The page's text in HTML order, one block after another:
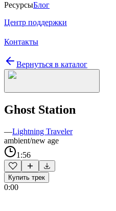
РесурсыБлог
Центр поддержки
Контакты
Вернуться в каталог
Ghost Station
—Lightning Traveler
ambient/new age
1:56
Купить трек
0:00